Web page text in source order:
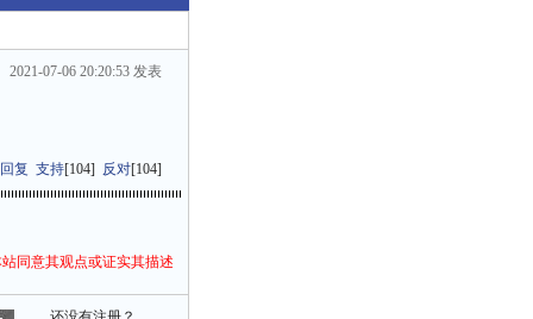
2021-07-06 20:20:53 发表
回复 支持[104] 反对[104]
同意其观点或证实其描述